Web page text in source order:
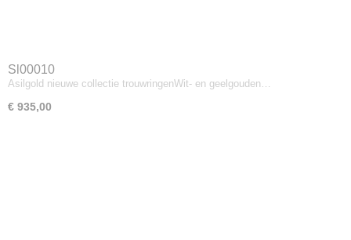
Sl00010
Asilgold nieuwe collectie trouwringenWit- en geelgouden…
€ 935,00